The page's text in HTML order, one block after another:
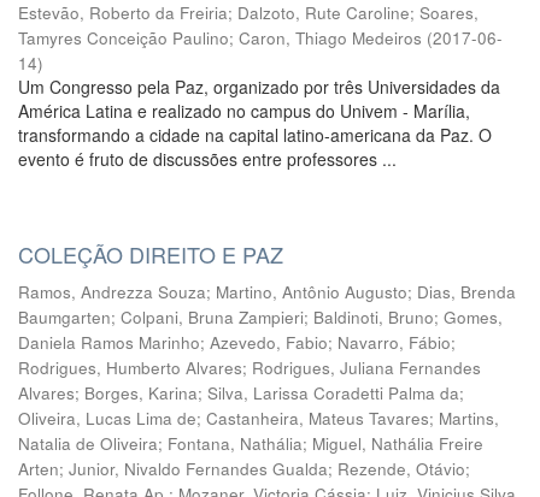
Estevão, Roberto da Freiria; Dalzoto, Rute Caroline; Soares,
Tamyres Conceição Paulino; Caron, Thiago Medeiros (2017-06-
14)
Um Congresso pela Paz, organizado por três Universidades da
América Latina e realizado no campus do Univem - Marília,
transformando a cidade na capital latino-americana da Paz. O
evento é fruto de discussões entre professores ...
COLEÇÃO DIREITO E PAZ
Ramos, Andrezza Souza; Martino, Antônio Augusto; Dias, Brenda
Baumgarten; Colpani, Bruna Zampieri; Baldinoti, Bruno; Gomes,
Daniela Ramos Marinho; Azevedo, Fabio; Navarro, Fábio;
Rodrigues, Humberto Alvares; Rodrigues, Juliana Fernandes
Alvares; Borges, Karina; Silva, Larissa Coradetti Palma da;
Oliveira, Lucas Lima de; Castanheira, Mateus Tavares; Martins,
Natalia de Oliveira; Fontana, Nathália; Miguel, Nathália Freire
Arten; Junior, Nivaldo Fernandes Gualda; Rezende, Otávio;